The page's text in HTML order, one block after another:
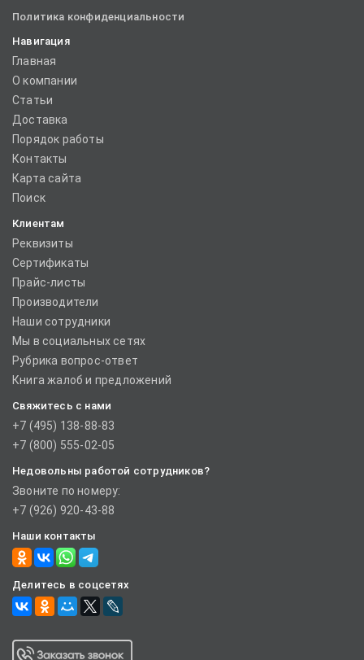
Политика конфиденциальности
Навигация
Главная
О компании
Статьи
Доставка
Порядок работы
Контакты
Карта сайта
Поиск
Клиентам
Реквизиты
Сертификаты
Прайс-листы
Производители
Наши сотрудники
Мы в социальных сетях
Рубрика вопрос-ответ
Книга жалоб и предложений
Свяжитесь с нами
+7 (495) 138-88-83
+7 (800) 555-02-05
Недовольны работой сотрудников?
Звоните по номеру:
+7 (926) 920-43-88
Наши контакты
Делитесь в соцсетях